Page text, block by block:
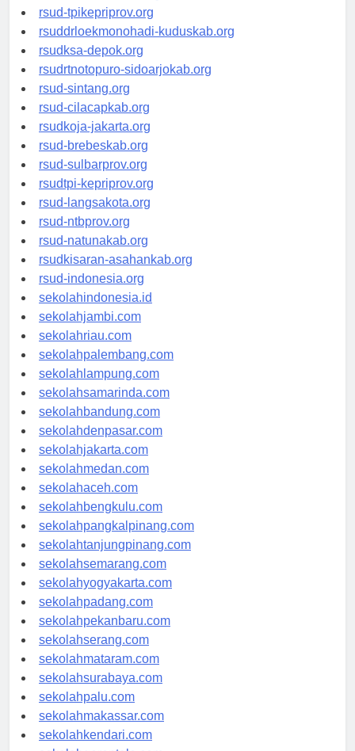
rsud-simeuluekab.org
rsud-tpikepriprov.org
rsuddrloekmonohadi-kuduskab.org
rsudksa-depok.org
rsudrtnotopuro-sidoarjokab.org
rsud-sintang.org
rsud-cilacapkab.org
rsudkoja-jakarta.org
rsud-brebeskab.org
rsud-sulbarprov.org
rsudtpi-kepriprov.org
rsud-langsakota.org
rsud-ntbprov.org
rsud-natunakab.org
rsudkisaran-asahankab.org
rsud-indonesia.org
sekolahindonesia.id
sekolahjambi.com
sekolahriau.com
sekolahpalembang.com
sekolahlampung.com
sekolahsamarinda.com
sekolahbandung.com
sekolahdenpasar.com
sekolahjakarta.com
sekolahmedan.com
sekolahaceh.com
sekolahbengkulu.com
sekolahpangkalpinang.com
sekolahtanjungpinang.com
sekolahsemarang.com
sekolahyogyakarta.com
sekolahpadang.com
sekolahpekanbaru.com
sekolahserang.com
sekolahmataram.com
sekolahsurabaya.com
sekolahpalu.com
sekolahmakassar.com